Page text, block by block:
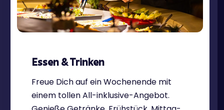
Essen & Trinken
Freue Dich auf ein Wochenende mit
einem tollen All-inklusive-Angebot.